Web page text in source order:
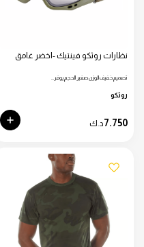
نظارات روثكو فينتيك -اخضر غامق
تصميم خفيف الوزن صغير الحجم يوفر…
روثكو
7.750د.ك